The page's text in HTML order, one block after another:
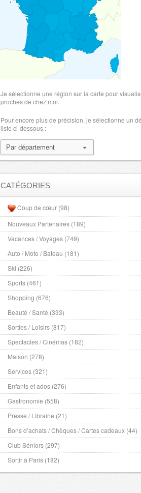
Je sélectionne une région sur la carte pour
proches de chez moi.
Pour encore plus de précision, je sélectionne un
liste ci-dessous :
CATÉGORIES
Coup de cœur (98)
Nouveaux Partenaires (189)
Vacances / Voyages (749)
Auto / Moto / Bateau (181)
Ski (226)
Sports (461)
Shopping (676)
Beauté / Santé (333)
Sorties / Loisirs (817)
Spectacles / Cinémas (182)
Maison (278)
Services (321)
Enfants et ados (276)
Gastronomie (558)
Presse / Librairie (21)
Bons d’achats / Chèques / Cartes cadeaux (44)
Club Séniors (297)
Sortir à Paris (182)